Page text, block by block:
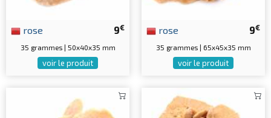
9€
rose
35 grammes | 50x40x35 mm
voir le produit
9€
rose
35 grammes | 65x45x35 mm
voir le produit